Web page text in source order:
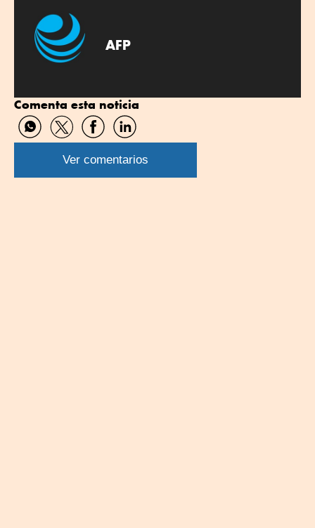
AFP
Comenta esta noticia
Compartir
por
WhatsApp
Compartir
por
Twitter
Compartir
por
Facebook
Compartir
por
Linkedin
Ver comentarios